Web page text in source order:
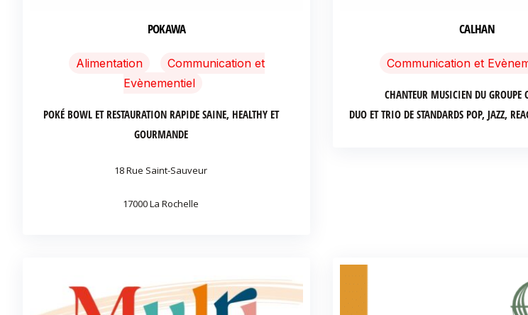
POKAWA
Alimentation
Communication et
Evènementiel
POKÉ BOWL ET RESTAURATION RAPIDE SAINE, HEALTHY ET
GOURMANDE
18 Rue Saint-Sauveur
17000 La Rochelle
CALHAN
Communication et
CHANTEUR MUSICIEN DU GROUPE
DUO ET TRIO DE STANDARDS POP, JAZZ,